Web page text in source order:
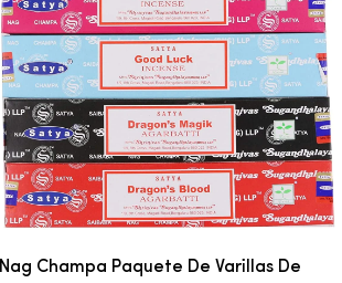
Nag Champa Paquete De Varillas De